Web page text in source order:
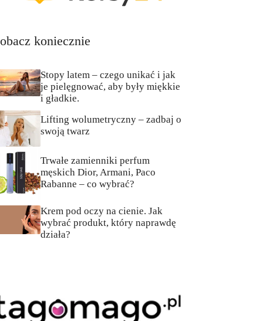
koniecznie
Stopy latem – czego unikać i jak
je pielęgnować, aby były miękkie
i gładkie.
Lifting wolumetryczny – zadbaj o
swoją twarz
Trwałe zamienniki perfum
męskich Dior, Armani, Paco
Rabanne – co wybrać?
Krem pod oczy na cienie. Jak
wybrać produkt, który naprawdę
działa?